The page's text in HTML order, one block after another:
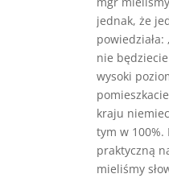
jednak, że
nie
wysoki
kraju
tym w
praktyczną
mieliśmy